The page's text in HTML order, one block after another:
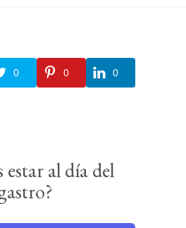
0 0 0
estar al día del